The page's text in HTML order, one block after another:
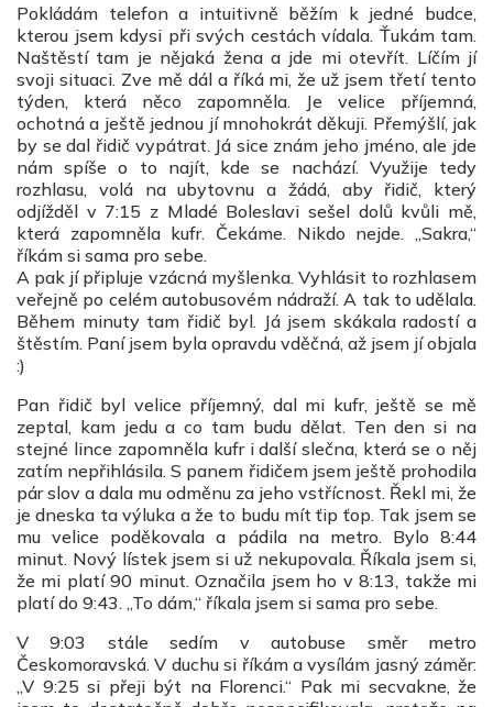
Pokládám telefon a intuitivně běžím k jedné budce,
kterou jsem kdysi při svých cestách vídala. Ťukám tam.
Naštěstí tam je nějaká žena a jde mi otevřít. Líčím jí
svoji situaci. Zve mě dál a říká mi, že už jsem třetí tento
týden, která něco zapomněla. Je velice příjemná,
ochotná a ještě jednou jí mnohokrát děkuji. Přemýšlí, jak
by se dal řidič vypátrat. Já sice znám jeho jméno, ale jde
nám spíše o to najít, kde se nachází. Využije tedy
rozhlasu, volá na ubytovnu a žádá, aby řidič, který
odjížděl v 7:15 z Mladé Boleslavi sešel dolů kvůli mě,
která zapomněla kufr. Čekáme. Nikdo nejde. „Sakra,“
říkám si sama pro sebe.
A pak jí připluje vzácná myšlenka. Vyhlásit to rozhlasem
veřejně po celém autobusovém nádraží. A tak to udělala.
Během minuty tam řidič byl. Já jsem skákala radostí a
štěstím. Paní jsem byla opravdu vděčná, až jsem jí objala
:)
Pan řidič byl velice příjemný, dal mi kufr, ještě se mě
zeptal, kam jedu a co tam budu dělat. Ten den si na
stejné lince zapomněla kufr i další slečna, která se o něj
zatím nepřihlásila. S panem řidičem jsem ještě prohodila
pár slov a dala mu odměnu za jeho vstřícnost. Řekl mi, že
je dneska ta výluka a že to budu mít ťip ťop. Tak jsem se
mu velice poděkovala a pádila na metro. Bylo 8:44
minut. Nový lístek jsem si už nekupovala. Říkala jsem si,
že mi platí 90 minut. Označila jsem ho v 8:13, takže mi
platí do 9:43. „To dám,“ říkala jsem si sama pro sebe.
V 9:03 stále sedím v autobuse směr metro
Českomoravská. V duchu si říkám a vysílám jasný záměr:
„V 9:25 si přeji být na Florenci.“ Pak mi secvakne, že